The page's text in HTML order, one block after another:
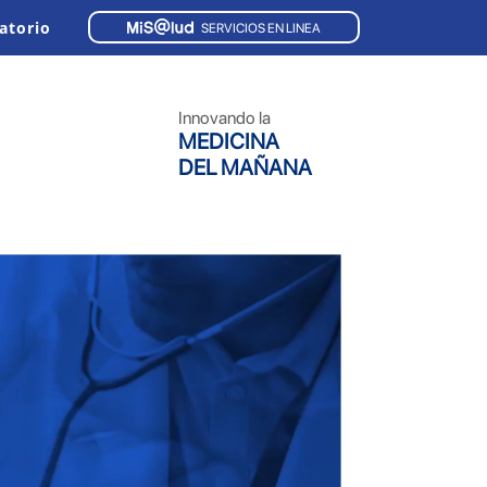
SERVICIOS EN LINEA
Innovando la
MEDICINA
DEL MAÑANA